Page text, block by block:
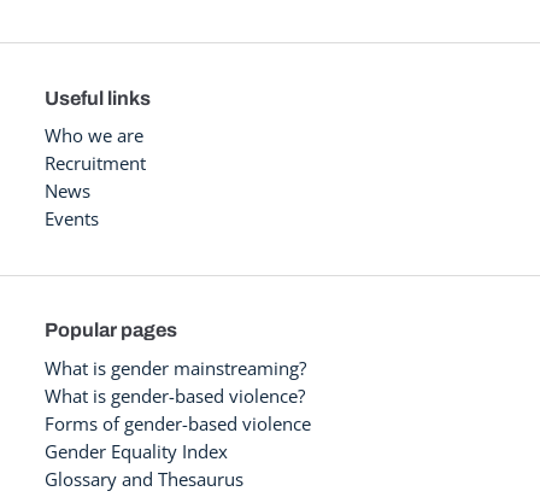
Useful links
Who we are
Recruitment
News
Events
Popular pages
What is gender mainstreaming?
What is gender-based violence?
Forms of gender-based violence
Gender Equality Index
Glossary and Thesaurus